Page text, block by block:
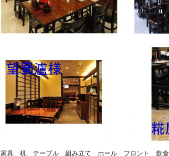
家具 机 テーブル 組み立て ホール フロント 飲食